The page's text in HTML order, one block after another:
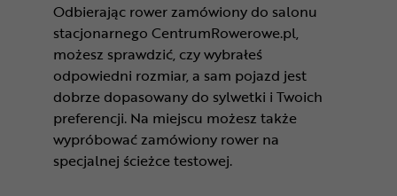
Odbierając rower zamówiony do salonu
stacjonarnego CentrumRowerowe.pl,
możesz sprawdzić, czy wybrałeś
odpowiedni rozmiar, a sam pojazd jest
dobrze dopasowany do sylwetki i Twoich
preferencji. Na miejscu możesz także
wypróbować zamówiony rower na
specjalnej ścieżce testowej.